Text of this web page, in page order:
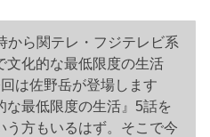
から関テレ・フジテレビ系
文化的な最低限度の生活
は佐野岳が登場します
な最低限度の生活』5話を
う方もいるはず。そこで今